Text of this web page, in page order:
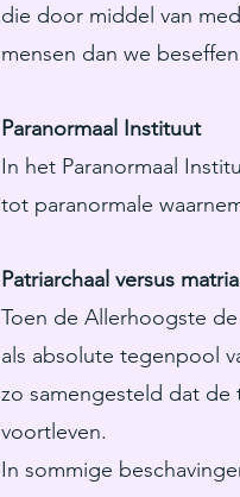
die door middel van
mensen dan we
Paranormaal Instituut
In het Paranormaal
tot paranormale
Patriarchaal versus
Toen de Allerhoogste
als absolute tegenpool
zo samengesteld dat
voortleven.
In sommige